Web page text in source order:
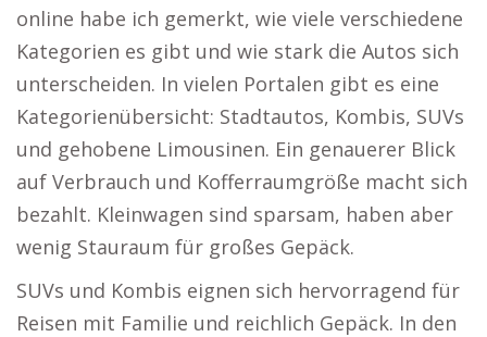
online habe ich gemerkt, wie viele verschiedene
Kategorien es gibt und wie stark die Autos sich
unterscheiden. In vielen Portalen gibt es eine
Kategorienübersicht: Stadtautos, Kombis, SUVs
und gehobene Limousinen. Ein genauerer Blick
auf Verbrauch und Kofferraumgröße macht sich
bezahlt. Kleinwagen sind sparsam, haben aber
wenig Stauraum für großes Gepäck.
SUVs und Kombis eignen sich hervorragend für
Reisen mit Familie und reichlich Gepäck. In den